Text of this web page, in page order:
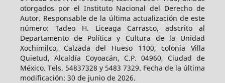
otorgados por el Instituto Nacional del Derecho de
Autor. Responsable de la última actualización de este
número: Tadeo H. Liceaga Carrasco, adscrito al
Departamento de Política y Cultura de la Unidad
Xochimilco, Calzada del Hueso 1100, colonia Villa
Quietud, Alcaldía Coyoacán, C.P. 04960, Ciudad de
México. Tels. 54837328 y 5483 7329. Fecha de la última
modificación: 30 de junio de 2026.